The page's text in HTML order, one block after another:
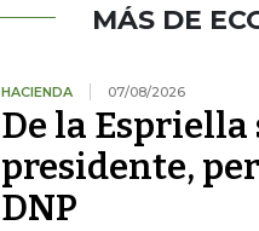
MÁS DE
HACIENDA 07/08/2026
De la Espriella
presidente,
DNP